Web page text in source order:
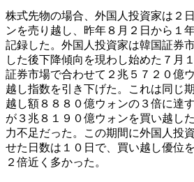
株式先物の場合、外国人投資家は２
ンを売り越し、昨年８月２日から１
記録した。外国人投資家は韓国証券
した後下降傾向を現わし始めた７月
証券市場で合わせて２兆５７２０億
越し指数を引き下げた。これは同じ
越し額８８８０億ウォンの３倍に達
が３兆８１９０億ウォンを買い越し
力不足だった。この期間に外国人投
せた日数は１０日で、買い越し優位
２倍近く多かった。